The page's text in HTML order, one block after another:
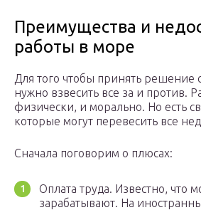
Преимущества и
работы в море
Для того чтобы принять решение
нужно взвесить все за и против.
физически, и морально. Но есть
которые могут перевесить все
Сначала поговорим о плюсах:
Оплата труда. Известно, что
зарабатывают. На